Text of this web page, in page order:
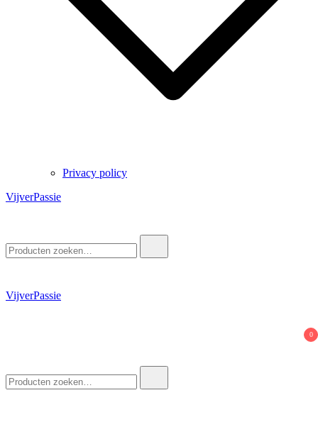
Privacy policy
VijverPassie
naar:
VijverPassie
0
naar: